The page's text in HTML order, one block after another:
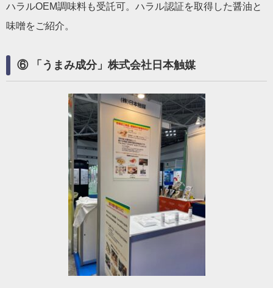
ハラルOEM調味料も受託可。ハラル認証を取得した醤油と
味噌をご紹介。
⑥ 「うまみ成分」株式会社日本触媒